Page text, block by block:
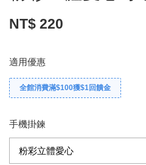
NT$ 220
適用優惠
全館消費滿$100獲$1回饋金
手機掛鍊